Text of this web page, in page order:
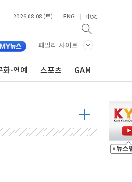
2026.08.08 (토) | ENG | 中文
패밀리 사이트
화·연예 스포츠 GAM
강화